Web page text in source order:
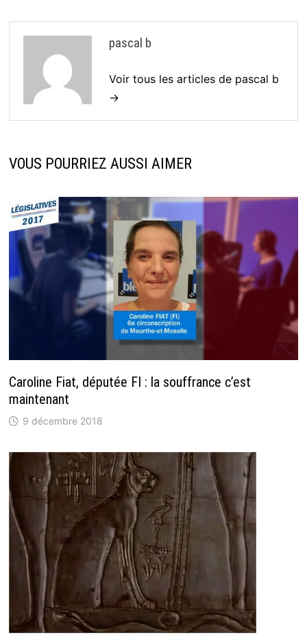
pascal b
Voir tous les articles de pascal b
→
VOUS POURRIEZ AUSSI AIMER
Caroline Fiat, députée FI : la souffrance c’est
maintenant
9 décembre 2018